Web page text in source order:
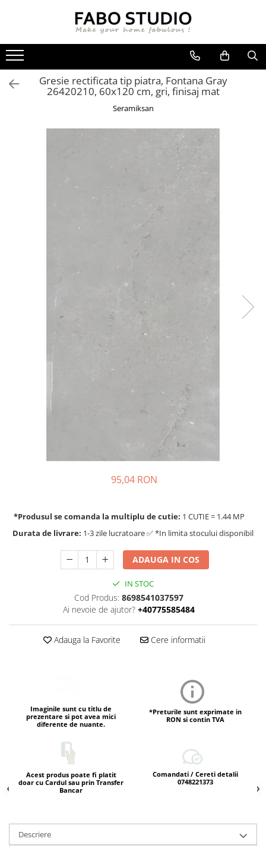
GRESIE INTERIOR
GRESIE EXTERIOR
GRESIE XXL - LASTRE
TREPTE DIN GRESIE
FAIANTA
PIESE DECORATIVE
CANAPELE
CUIERE
Gresie rectificata tip piatra, Fontana Gray
26420210, 60x120 cm, gri, finisaj mat
Seramiksan
95,04 RON
*Produsul se comanda la multiplu de cutie: 1 CUTIE = 1.44 MP
Durata de livrare: 1-3 zile lucratoare ✅ *In limita stocului disponibil
ADAUGA IN COS
IN STOC
Cod Produs: 8698541037597
Ai nevoie de ajutor? +40775585484
Adauga la Favorite Cere informatii
Imaginile sunt cu titlu de
prezentare si pot avea mici
diferente de nuante.
*Preturile sunt exprimate in
RON si contin TVA
Acest produs poate fi platit
doar cu Cardul sau prin Transfer
Bancar
Comandati / Cereti detalii
0748221373
Descriere